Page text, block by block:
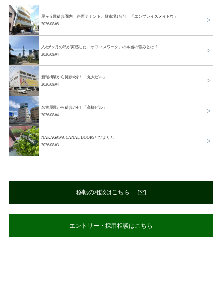
星ヶ丘駅徒歩圏内 路面テナント、駐車場1台可 「エンプレイスメイトウ」
2026/08/05
入社6ヶ月の私が実感した「オフィスワーク」の本当の強みとは？
2026/08/04
新瑞橋駅から徒歩4分！「丸大ビル」
2026/08/04
名古屋駅から徒歩7分！「高橋ビル」
2026/08/04
NAKAGAWA CANAL DOORSとぴよりん
2026/08/03
移転の相談はこちら
エントリー・採用相談はこちら